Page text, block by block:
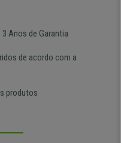
Anos de Garantia
de acordo com a
produtos